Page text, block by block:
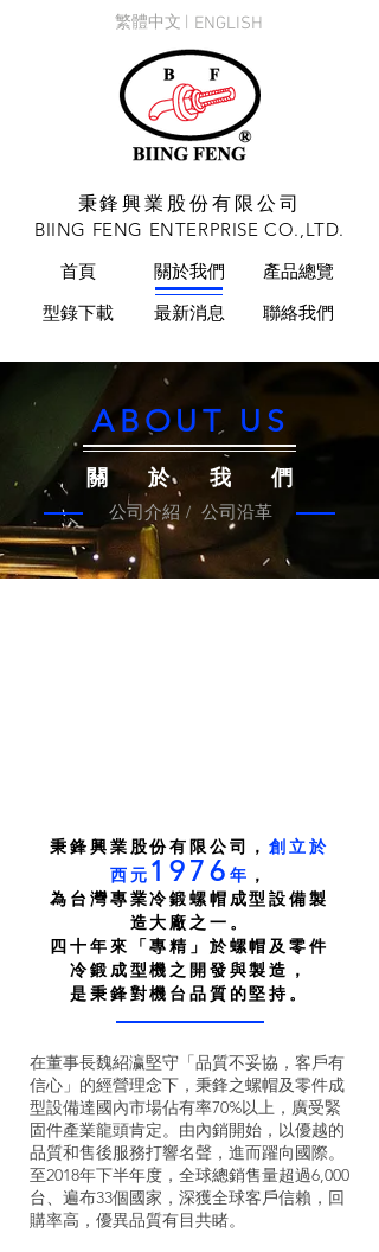
繁體中文 | ENGLISH
秉鋒興業股份有限公司
BIING FENG ENTERPRISE CO.,LTD.
首頁
型錄下載
關於我們
最新消息
產品總覽
聯絡我們
ABOUT US
關於我們
公司介紹 / 公司沿革
秉鋒興業股份有限公司，創立於
西元 1976 年 ，
為台灣專業冷鍛螺帽成型設備製
造大廠之一。
四十年來「專精」於螺帽及零件
冷鍛成型機之開發與製造，
是秉鋒對機台品質的堅持。
在董事長魏紹瀛堅守「品質不妥協，客戶有
信心」的經營理念下，秉鋒之螺帽及零件成
型設備達國內市場佔有率70%以上，廣受緊
固件產業龍頭肯定。由內銷開始，以優越的
品質和售後服務打響名聲，進而躍向國際。
至2018年下半年度，全球總銷售量超過6,000
台、遍布33個國家，深獲全球客戶信賴，回
購率高，優異品質有目共睹。